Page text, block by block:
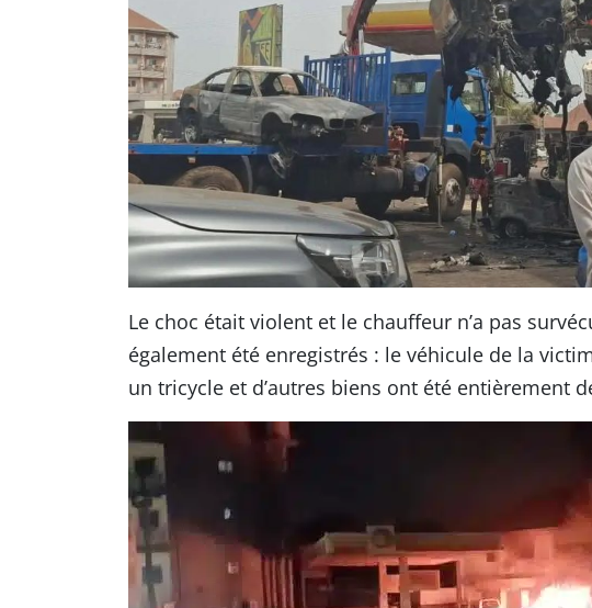
Le choc était violent et le chauffeur n’a pas
également été enregistrés : le véhicule de la
un tricycle et d’autres biens ont été entièrement